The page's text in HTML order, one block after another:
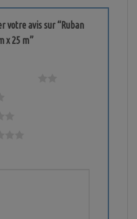
votre avis sur “Ruban
x 25 m”